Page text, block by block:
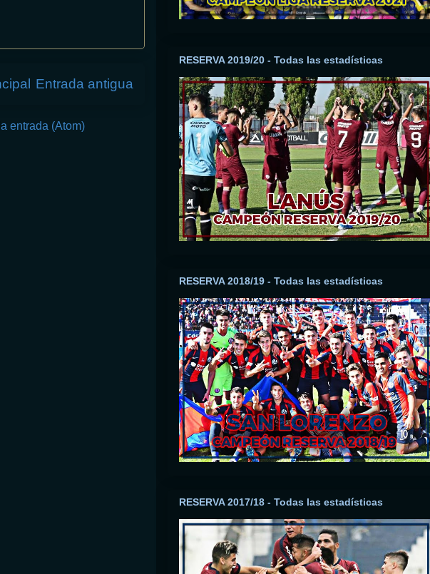
Entrada antigua
entrada (Atom)
RESERVA 2019/20 - Todas las estadísticas
RESERVA 2018/19 - Todas las estadísticas
RESERVA 2017/18 - Todas las estadísticas